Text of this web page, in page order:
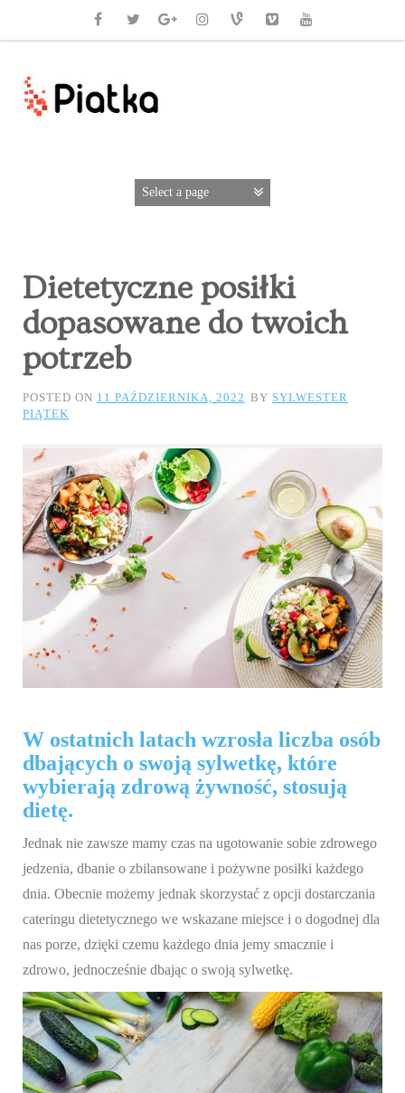
Dietetyczne posiłki
dopasowane do twoich
potrzeb
POSTED ON 11 PAŹDZIERNIKA, 2022 BY SYLWESTER
PIĄTEK
W ostatnich latach wzrosła liczba osób
dbających o swoją sylwetkę, które
wybierają zdrową żywność, stosują
dietę.
Jednak nie zawsze mamy czas na ugotowanie sobie zdrowego
jedzenia, dbanie o zbilansowane i pożywne posiłki każdego
dnia. Obecnie możemy jednak skorzystać z opcji dostarczania
cateringu dietetycznego we wskazane miejsce i o dogodnej dla
nas porze, dzięki czemu każdego dnia jemy smacznie i
zdrowo, jednocześnie dbając o swoją sylwetkę.